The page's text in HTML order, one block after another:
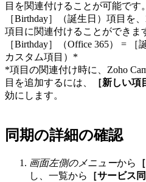
目を関連付けることが可能です
［Birthday］（誕生日）項目を
項目に関連付けることができま
［Birthday］（Office 365） = ［
カスタム項目）*
*項目の関連付け時に、Zoho
目を追加するには、
［新しい項
効にします。
同期の詳細の確認
画面左側のメニューから
し、一覧から
［サービス同